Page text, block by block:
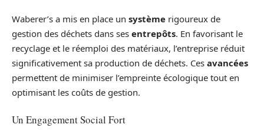
Waberer’s a mis en place un système rigoureux de
gestion des déchets dans ses entrepôts. En favorisant le
recyclage et le réemploi des matériaux, l’entreprise réduit
significativement sa production de déchets. Ces avancées
permettent de minimiser l’empreinte écologique tout en
optimisant les coûts de gestion.
Un Engagement Social Fort